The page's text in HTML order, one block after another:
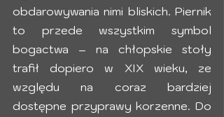
obdarowywania nimi bliskich. Piernik
to przede wszystkim symbol
bogactwa – na chłopskie stoły
trafił dopiero w XIX wieku, ze
względu na coraz bardziej
dostępne przyprawy korzenne. Do